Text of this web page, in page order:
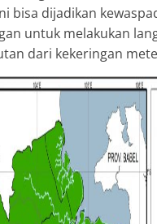
bisa dijadikan
untuk melakukan
dari kekeringan